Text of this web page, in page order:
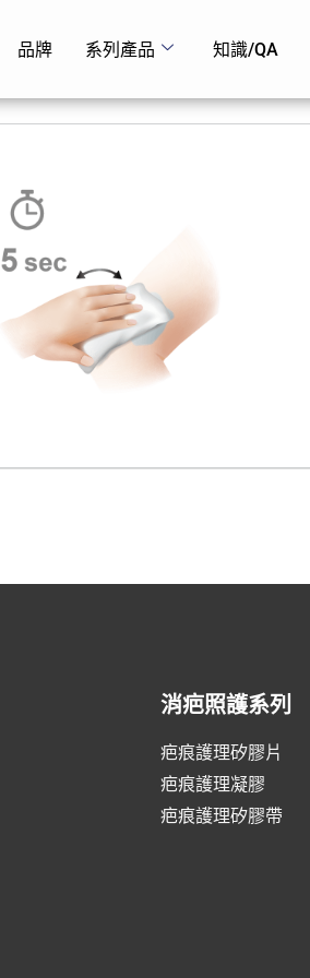
品牌 系列產品 知識/QA
消疤照護系列
疤痕護理矽膠片
疤痕護理凝膠
疤痕護理矽膠帶